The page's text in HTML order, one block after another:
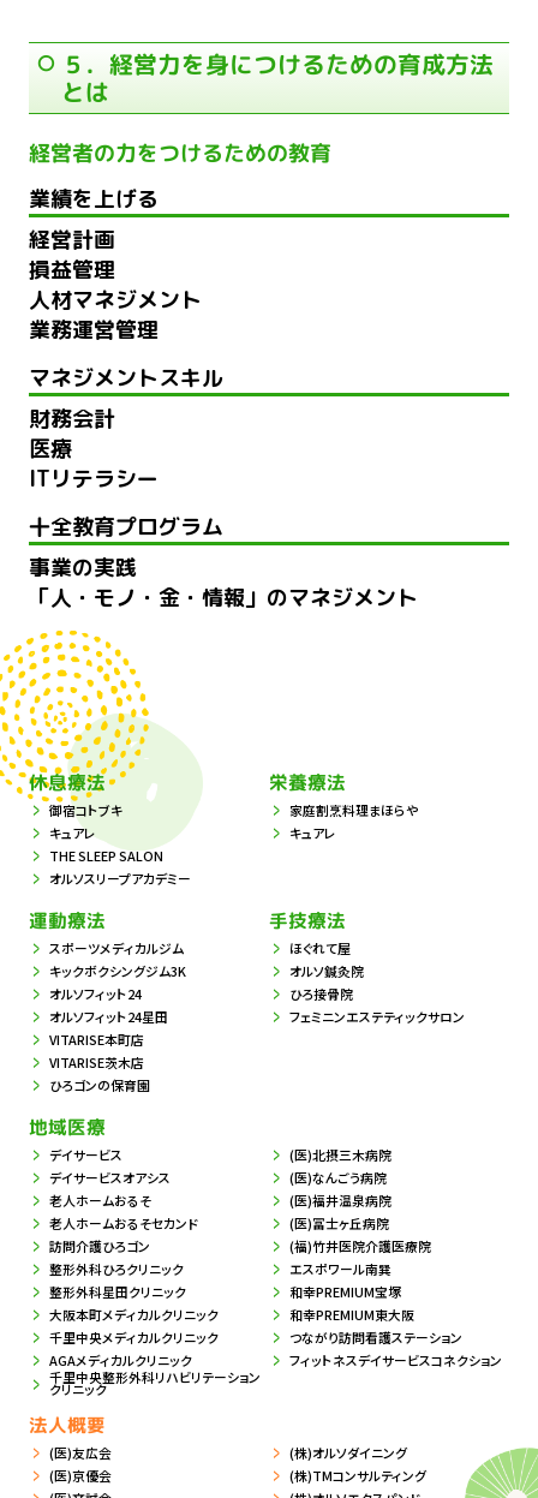
５．経営力を身につけるための育成方法
とは
経営者の力をつけるための教育
業績を上げる
経営計画
損益管理
人材マネジメント
業務運営管理
マネジメントスキル
財務会計
医療
ITリテラシー
十全教育プログラム
事業の実践
「人・モノ・金・情報」のマネジメント
休息療法
御宿コトブキ
キュアレ
THE SLEEP SALON
オルソスリープアカデミー
栄養療法
家庭割烹料理まほらや
キュアレ
運動療法
スポーツメディカルジム
キックボクシングジム3K
オルソフィット24
オルソフィット24星田
VITARISE本町店
VITARISE茨木店
ひろゴンの保育園
手技療法
ほぐれて屋
オルソ鍼灸院
ひろ接骨院
フェミニンエステティックサロン
地域医療
デイサービス
デイサービスオアシス
老人ホームおるそ
老人ホームおるそセカンド
訪問介護ひろゴン
整形外科ひろクリニック
整形外科星田クリニック
大阪本町メディカルクリニック
千里中央メディカルクリニック
AGAメディカルクリニック
千里中央整形外科リハビリテーション
クリニック
(医)北摂三木病院
(医)なんごう病院
(医)福井温泉病院
(医)冨士ヶ丘病院
(福)竹井医院介護医療院
エスポワール南巽
和幸PREMIUM宝塚
和幸PREMIUM東大阪
つながり訪問看護ステーション
フィットネスデイサービスコネクション
法人概要
(医)友広会
(医)京優会
(株)オルソダイニング
(株)TMコンサルティング